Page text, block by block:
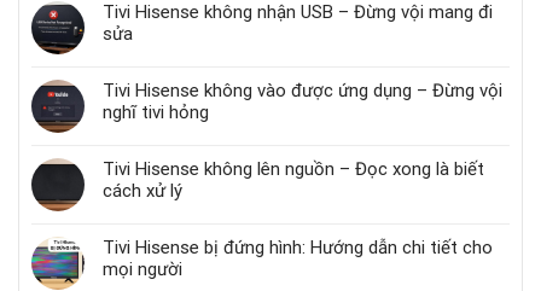
Tivi Hisense không nhận USB – Đừng vội mang đi
sửa
Tivi Hisense không vào được ứng dụng – Đừng vội
nghĩ tivi hỏng
Tivi Hisense không lên nguồn – Đọc xong là biết
cách xử lý
Tivi Hisense bị đứng hình: Hướng dẫn chi tiết cho
mọi người